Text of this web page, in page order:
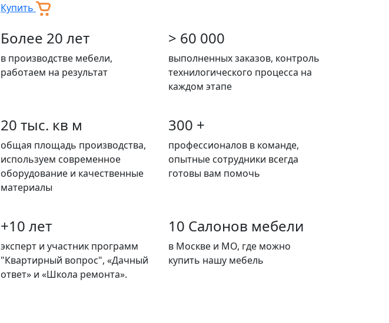
Купить
Более 20 лет
в производстве мебели,
работаем на результат
> 60 000
выполненных заказов, контроль
технилогического процесса на
каждом этапе
20 тыс. кв м
общая площадь производства,
используем современное
оборудование и качественные
материалы
300 +
профессионалов в команде,
опытные сотрудники всегда
готовы вам помочь
+10 лет
эксперт и участник программ
"Квартирный вопрос", «Дачный
ответ» и «Школа ремонта».
10 Салонов мебели
в Москве и МО, где можно
купить нашу мебель